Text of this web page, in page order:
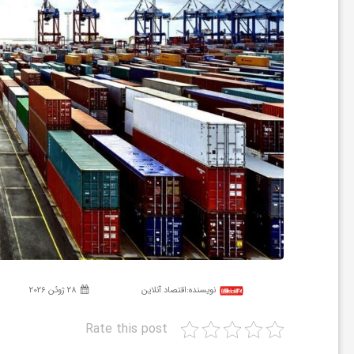
نویسنده:اقتصاد آنلاین 28 ژوئن 2026
Rate this post